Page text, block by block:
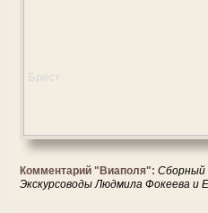
Комментарий "Виаполя": Сборный
Экскурсоводы Людмила Фокеева и